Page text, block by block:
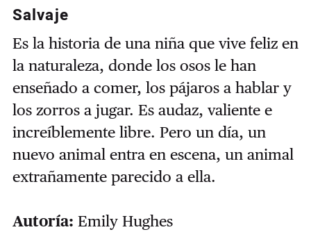
Salvaje
Es la historia de una niña que vive feliz en
la naturaleza, donde los osos le han
enseñado a comer, los pájaros a hablar y
los zorros a jugar. Es audaz, valiente e
increíblemente libre. Pero un día, un
nuevo animal entra en escena, un animal
extrañamente parecido a ella.
Autoría: Emily Hughes